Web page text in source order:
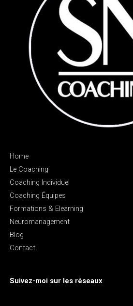
Home
Le Coaching
Coaching Individuel
Coaching Équipes
Formations & Elearning
Neuromanagement
Blog
Contact
Suivez-moi sur les réseaux